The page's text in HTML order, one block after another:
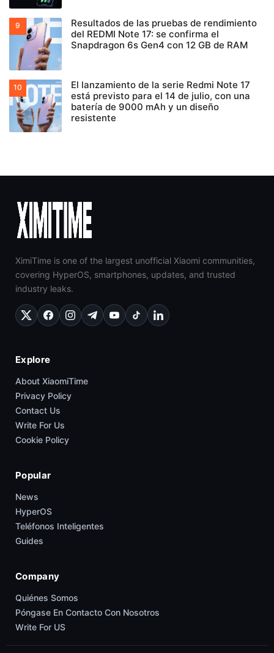
Resultados de las pruebas de rendimiento
del REDMI Note 17: se confirma el
Snapdragon 6s Gen4 con 12 GB de RAM
El lanzamiento de la serie Redmi Note 17
está previsto para el 14 de julio, con una
batería de 9000 mAh y un diseño
resistente
XimiTime is one of the largest unofficial Xiaomi communities,
covering HyperOS, smartphones, updates, and trusted
industry leaks.
Explore
About XiaomiTime
Privacy Policy
Contact Us
Write For Us
Cookie Policy
Popular
News
HyperOS
Teléfonos Inteligentes
Guides
Company
Quiénes Somos
Póngase En Contacto Con Nosotros
Write For US